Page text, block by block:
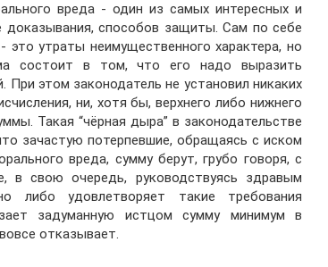
вреда - один из самых интересных и
доказывания, способов защиты. Сам по себе
это утраты неимущественного характера, но
состоит в том, что его надо выразить
При этом законодатель не установил никаких
ни, хотя бы, верхнего либо нижнего
Такая “чёрная дыра” в законодательстве
зачастую потерпевшие, обращаясь с иском
вреда, сумму берут, грубо говоря, с
в свою очередь, руководствуясь здравым
либо удовлетворяет такие требования
задуманную истцом сумму минимум в
отказывает.